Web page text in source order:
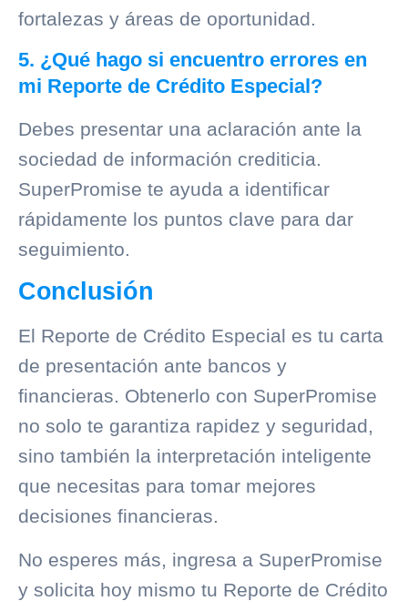
fortalezas y áreas de oportunidad.
5. ¿Qué hago si encuentro errores en
mi Reporte de Crédito Especial?
Debes presentar una aclaración ante la
sociedad de información crediticia.
SuperPromise te ayuda a identificar
rápidamente los puntos clave para dar
seguimiento.
Conclusión
El Reporte de Crédito Especial es tu carta
de presentación ante bancos y
financieras. Obtenerlo con SuperPromise
no solo te garantiza rapidez y seguridad,
sino también la interpretación inteligente
que necesitas para tomar mejores
decisiones financieras.
No esperes más, ingresa a SuperPromise
y solicita hoy mismo tu Reporte de Crédito